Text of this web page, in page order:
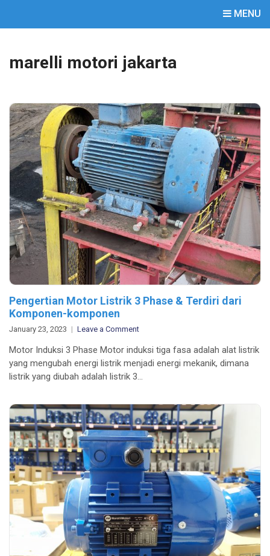
MENU
marelli motori jakarta
Pengertian Motor Listrik 3 Phase & Terdiri dari
Komponen-komponen
January 23, 2023 Leave a Commenton
Motor
Listrik
3
&
Terdiri
dari
Komponen-
komponen
Motor Induksi 3 Phase Motor induksi tiga fasa adalah alat listrik
yang mengubah energi listrik menjadi energi mekanik, dimana
listrik yang diubah adalah listrik 3…